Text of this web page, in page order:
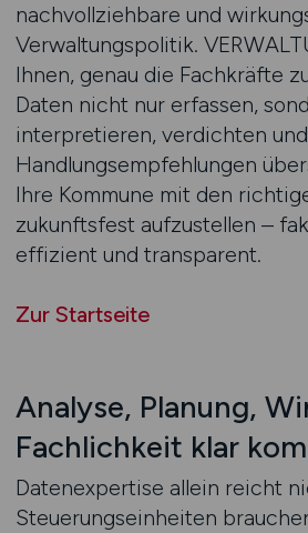
nachvollziehbare und
Verwaltungspolitik.
Ihnen, genau die Fachkräfte
Daten nicht nur erfassen,
interpretieren, verdichten
Handlungsempfehlungen
Ihre Kommune mit den
zukunftsfest aufzustellen –
effizient und transparent.
Zur Startseite
Analyse, Planung,
Fachlichkeit klar
Datenexpertise allein reicht
Steuerungseinheiten